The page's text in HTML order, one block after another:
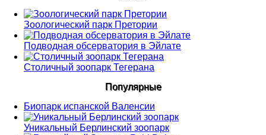
Зоологический парк Претории
Подводная обсерватория в Эйлате
Столичный зоопарк Тегерана
Популярные
Биопарк испанской Валенсии
Уникальный Берлинский зоопарк